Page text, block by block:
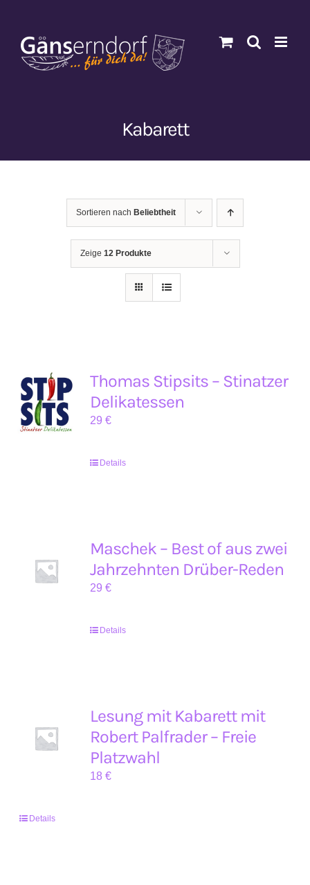
springen
Kabarett
Sortieren nach Beliebtheit
Zeige 12 Produkte
Thomas Stipsits – Stinatzer
Delikatessen
29€
Details
Maschek – Best of aus zwei
Jahrzehnten Drüber-Reden
29€
Details
Lesung mit Kabarett mit
Robert Palfrader – Freie
Platzwahl
18€
Details